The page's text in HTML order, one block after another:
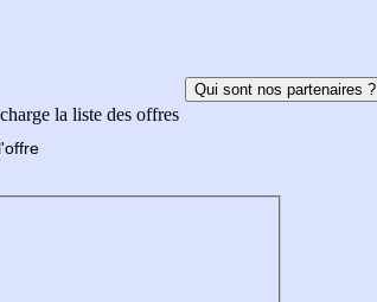
la liste des offres
Qui sont nos partenaires ?